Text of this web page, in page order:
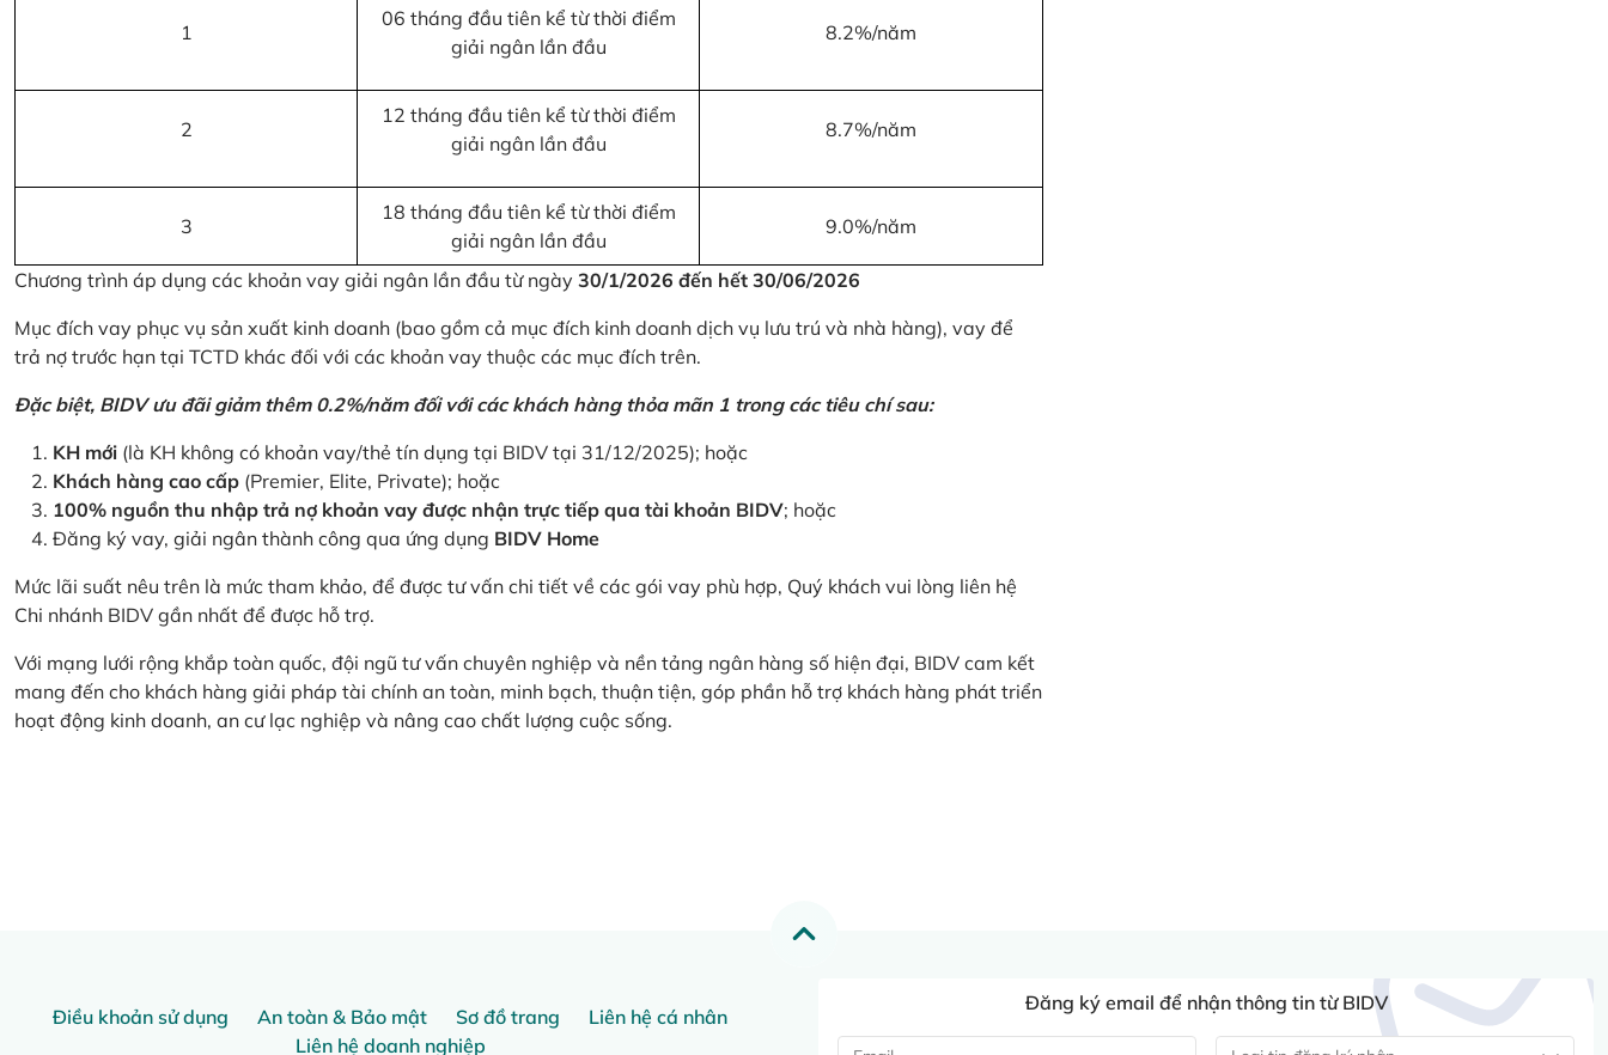
1
06 tháng đầu tiên kể từ thời điểm
giải ngân lần đầu
8.2%/năm
2
12 tháng đầu tiên kể từ thời điểm
giải ngân lần đầu
8.7%/năm
3
18 tháng đầu tiên kể từ thời điểm
giải ngân lần đầu
9.0%/năm
Chương trình áp dụng các khoản vay giải ngân lần đầu từ ngày 30/1/2026 đến hết 30/06/2026
Mục đích vay phục vụ sản xuất kinh doanh (bao gồm cả mục đích kinh doanh dịch vụ lưu trú và nhà hàng), vay để
trả nợ trước hạn tại TCTD khác đối với các khoản vay thuộc các mục đích trên.
Đặc biệt, BIDV ưu đãi giảm thêm 0.2%/năm đối với các khách hàng thỏa mãn 1 trong các tiêu chí sau:
KH mới (là KH không có khoản vay/thẻ tín dụng tại BIDV tại 31/12/2025); hoặc
Khách hàng cao cấp (Premier, Elite, Private); hoặc
100% nguồn thu nhập trả nợ khoản vay được nhận trực tiếp qua tài khoản BIDV; hoặc
Đăng ký vay, giải ngân thành công qua ứng dụng BIDV Home
Mức lãi suất nêu trên là mức tham khảo, để được tư vấn chi tiết về các gói vay phù hợp, Quý khách vui lòng liên hệ
Chi nhánh BIDV gần nhất để được hỗ trợ.
Với mạng lưới rộng khắp toàn quốc, đội ngũ tư vấn chuyên nghiệp và nền tảng ngân hàng số hiện đại, BIDV cam kết
mang đến cho khách hàng giải pháp tài chính an toàn, minh bạch, thuận tiện, góp phần hỗ trợ khách hàng phát triển
hoạt động kinh doanh, an cư lạc nghiệp và nâng cao chất lượng cuộc sống.
Điều khoản sử dụng An toàn & Bảo mật Sơ đồ trang
Liên hệ cá nhân
Liên hệ doanh nghiệp
Đăng ký email để nhận thông tin từ BIDV